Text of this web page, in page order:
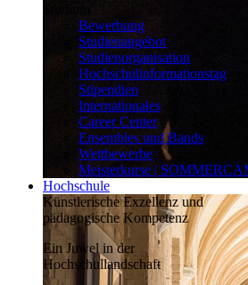
Bewerbung
Studienangebot
Studienorganisation
Hochschulinformationstag
Stipendien
Internationales
Career Center
Ensembles und Bands
Wettbewerbe
Meisterkurse |
Hochschule
Künstlerische Exzellenz und
pädagogische Kompetenz
Ein Juwel in der
Hochschullandschaft